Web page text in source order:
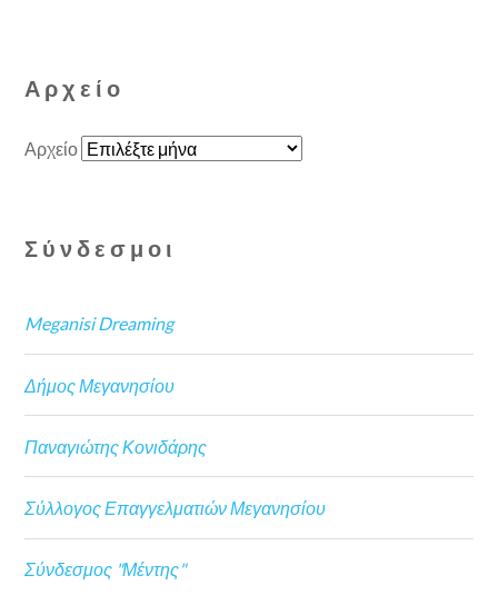
Αρχείο
Αρχείο
Σύνδεσμοι
Meganisi Dreaming
Δήμος Μεγανησίου
Παναγιώτης Κονιδάρης
Σύλλογος Επαγγελματιών Μεγανησίου
Σύνδεσμος "Μέντης"